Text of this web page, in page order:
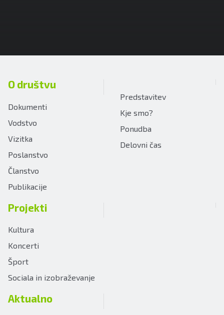
O društvu
Dokumenti
Vodstvo
Vizitka
Poslanstvo
Članstvo
Publikacije
Predstavitev
Kje smo?
Ponudba
Delovni čas
Projekti
Kultura
Koncerti
Šport
Sociala in izobraževanje
Aktualno